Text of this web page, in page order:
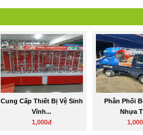
Cung Cấp Thiết Bị Vệ Sinh
Vĩnh...
1,000đ
Phân Phối
Nhựa